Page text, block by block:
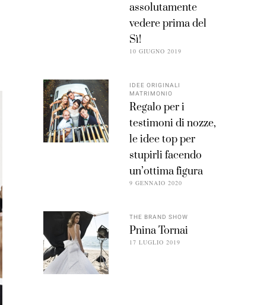
assolutamente
vedere prima del
Sì!
10 GIUGNO 2019
IDEE ORIGINALI
MATRIMONIO
Regalo per i
testimoni di nozze,
le idee top per
stupirli facendo
un’ottima figura
9 GENNAIO 2020
THE BRAND SHOW
Pnina Tornai
17 LUGLIO 2019